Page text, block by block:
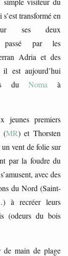
transformé en
ses deux
passé par les
Adria et des
il est aujourd’hui
duNoma à
jeunes premiers
(MR) et Thorsten
vent de folie sur
par la foudre du
avec des
du Nord (Saint-
à recréer leurs
(odeurs du bois
de main de plage